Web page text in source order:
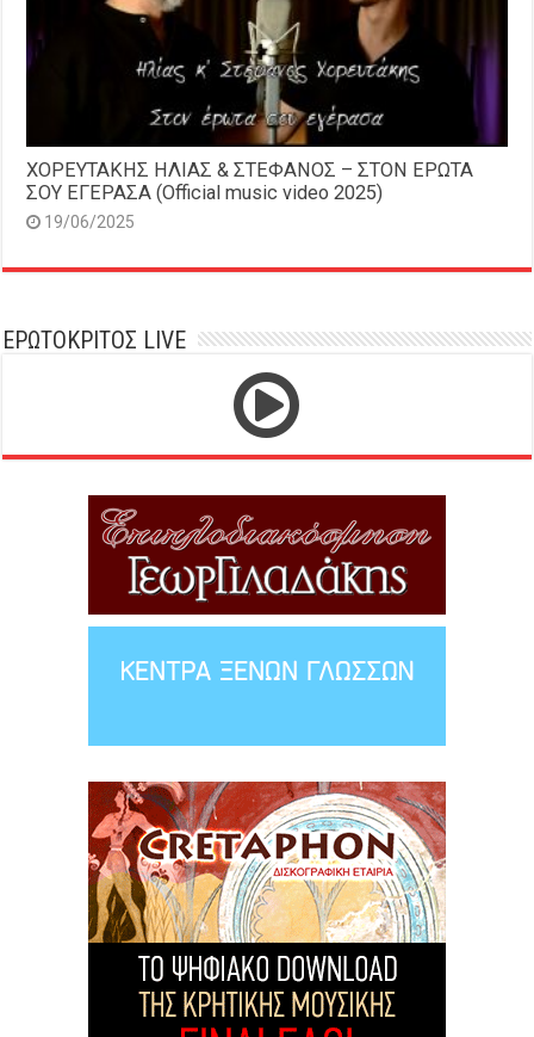
ΧΟΡΕΥΤΑΚΗΣ ΗΛΙΑΣ & ΣΤΕΦΑΝΟΣ – ΣΤΟΝ ΕΡΩΤΑ
ΣΟΥ ΕΓΕΡΑΣΑ (Official music video 2025)
19/06/2025
ΕΡΩΤΟΚΡΙΤΟΣ LIVE